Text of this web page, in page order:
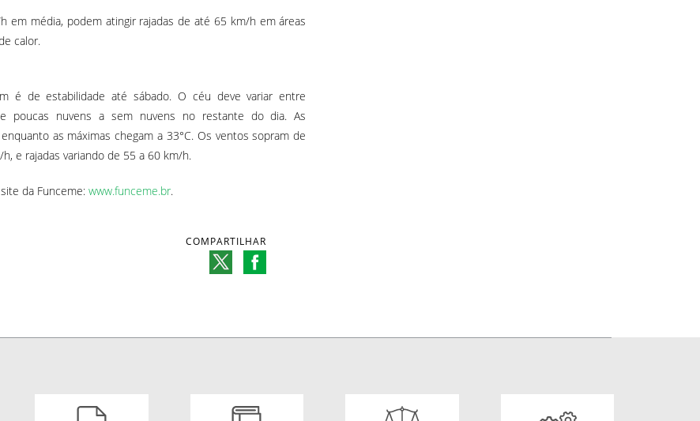
média, podem atingir rajadas de até 65 km/h em áreas
calor.
é de estabilidade até sábado. O céu deve variar entre
poucas nuvens a sem nuvens no restante do dia. As
as máximas chegam a 33°C. Os ventos sopram de
e rajadas variando de 55 a 60 km/h.
da Funceme: www.funceme.br.
COMPARTILHAR